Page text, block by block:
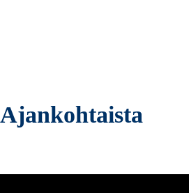
Ajankohtaista